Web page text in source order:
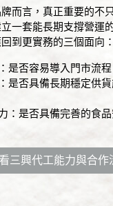
而言，真正重要的不
一套能長期支撐營運
到更實務的三個面向：
是否容易導入門市流
是否具備長期穩定供
：是否具備完善的食
三興代工能力與合作